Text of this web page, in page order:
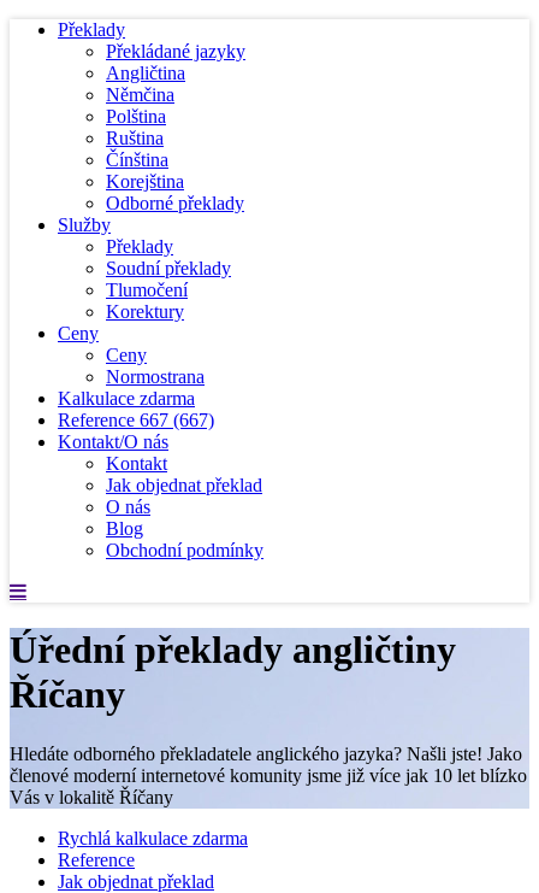
Překlady
Překládané jazyky
Angličtina
Němčina
Polština
Ruština
Čínština
Korejština
Odborné překlady
Služby
Překlady
Soudní překlady
Tlumočení
Korektury
Ceny
Ceny
Normostrana
Kalkulace zdarma
Reference 667 (667)
Kontakt/O nás
Kontakt
Jak objednat překlad
O nás
Blog
Obchodní podmínky
Úřední překlady angličtiny
Říčany
Hledáte odborného překladatele anglického jazyka? Našli jste! Jako
členové moderní internetové komunity jsme již více jak 10 let blízko
Vás v lokalitě Říčany
Rychlá kalkulace zdarma
Reference
Jak objednat překlad